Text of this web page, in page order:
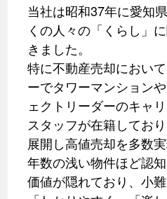
当社は昭和37年に愛知
くの人々の「くらし」
きました。
特に不動産売却におい
ーでタワーマンション
ェクトリーダーのキャ
スタッフが在籍してお
展開し高値売却を多数
年数の浅い物件ほど認
価値が隠れており、小難